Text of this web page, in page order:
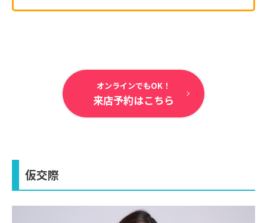
オンラインでもOK！
来店予約はこちら
仮交際